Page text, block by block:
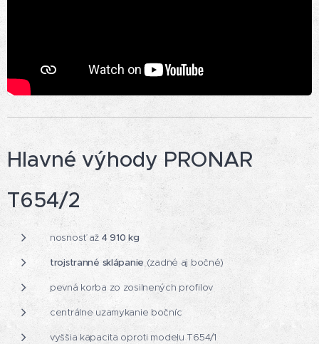
Hlavné výhody PRONAR
T654/2
nosnosť až 4 910 kg
trojstranné sklápanie (zadné aj bočné)
pevná korba zo zosilnených profilov
centrálne uzamykanie bočníc
vyššia kapacita oproti modelu T654/1